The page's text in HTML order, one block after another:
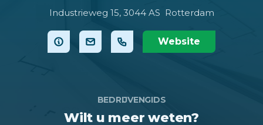
Industrieweg 15, 3044 AS Rotterdam
Website
BEDRIJVENGIDS
Wilt u meer weten?